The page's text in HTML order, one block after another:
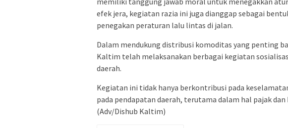
efek jera, kegiatan razia ini juga dianggap sebagai
penegakan peraturan lalu lintas di jalan.
Dalam mendukung distribusi komoditas yang penting
Kaltim telah melaksanakan berbagai kegiatan
daerah.
Kegiatan ini tidak hanya berkontribusi pada
pada pendapatan daerah, terutama dalam hal pajak dan
(Adv/Dishub Kaltim)